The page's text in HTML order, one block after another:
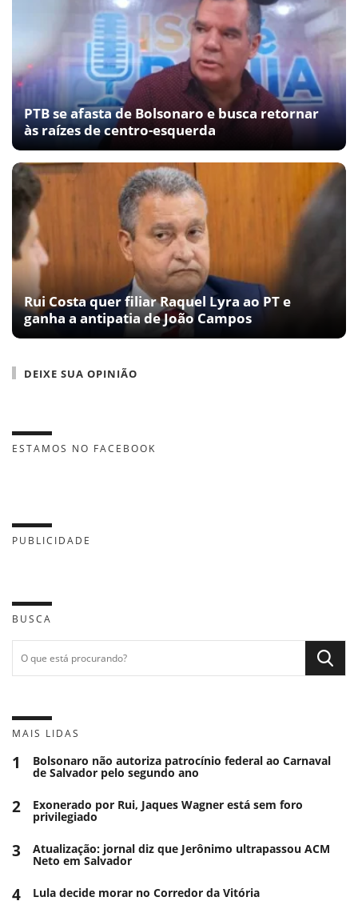
PTB se afasta de Bolsonaro e busca retornar
às raízes de centro-esquerda
Rui Costa quer filiar Raquel Lyra ao PT e
ganha a antipatia de João Campos
DEIXE SUA OPINIÃO
ESTAMOS NO FACEBOOK
PUBLICIDADE
BUSCA
MAIS LIDAS
1 Bolsonaro não autoriza patrocínio federal ao Carnaval
de Salvador pelo segundo ano
2 Exonerado por Rui, Jaques Wagner está sem foro
privilegiado
3 Atualização: jornal diz que Jerônimo ultrapassou ACM
Neto em Salvador
4 Lula decide morar no Corredor da Vitória